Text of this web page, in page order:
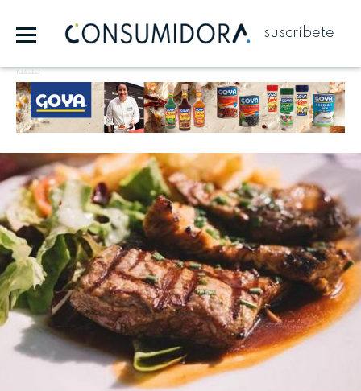
suscríbete
Publicidad